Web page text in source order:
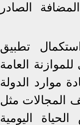
الصادر
تطبيق
العامة
موارد الدولة
المجالات مثل
اليومية